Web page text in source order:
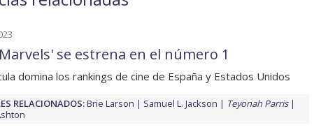
se estrena en el número 1
domina los rankings de cine de España y Estados Unidos
RELACIONADOS:Brie Larson Samuel L. Jackson
Teyonah Parris